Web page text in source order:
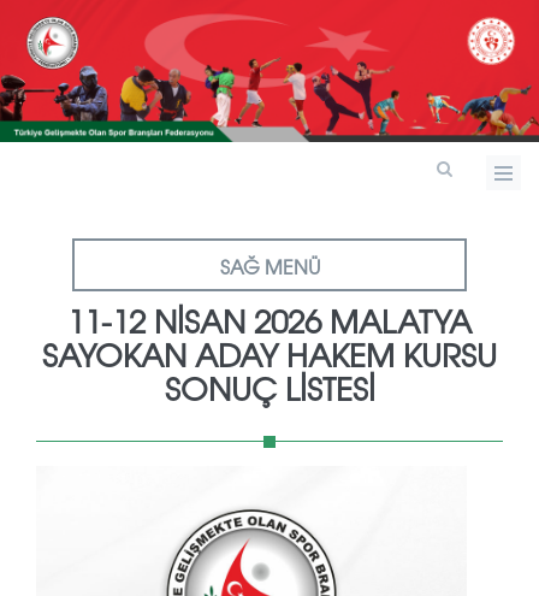
SAĞ MENÜ
11-12 NİSAN 2026 MALATYA
SAYOKAN ADAY HAKEM KURSU
SONUÇ LİSTESİ